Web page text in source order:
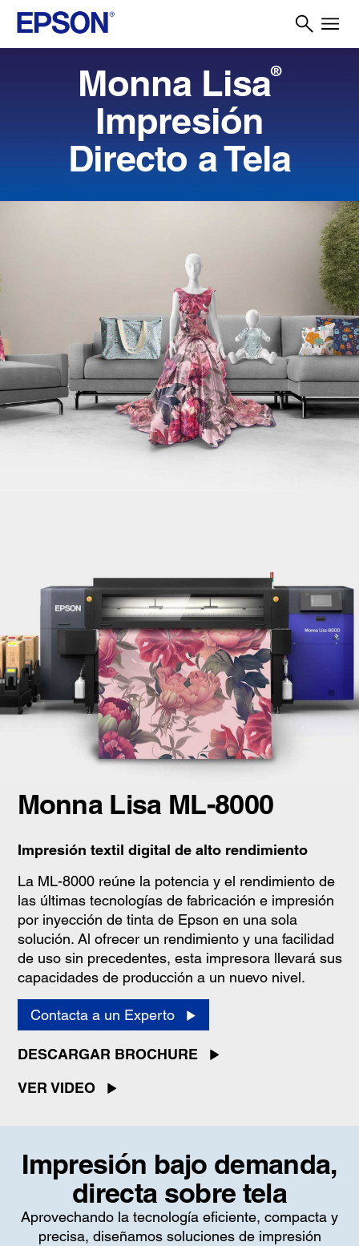
Monna Lisa®
Impresión
Directo a Tela
Monna Lisa ML-8000
Impresión textil digital de alto rendimiento
La ML-8000 reúne la potencia y el rendimiento de
las últimas tecnologías de fabricación e impresión
por inyección de tinta de Epson en una sola
solución. Al ofrecer un rendimiento y una facilidad
de uso sin precedentes, esta impresora llevará sus
capacidades de producción a un nuevo nivel.
Contacta a un Experto
DESCARGAR BROCHURE
VER VIDEO
Impresión bajo demanda,
directa sobre tela
Aprovechando la tecnología eficiente, compacta y
precisa, diseñamos soluciones de impresión